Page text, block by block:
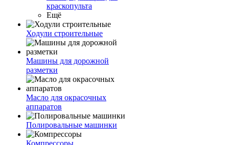
краскопульта
Ещё
Ходули строительные
Машины для дорожной
разметки
Масло для окрасочных
аппаратов
Полировальные машинки
Компрессоры